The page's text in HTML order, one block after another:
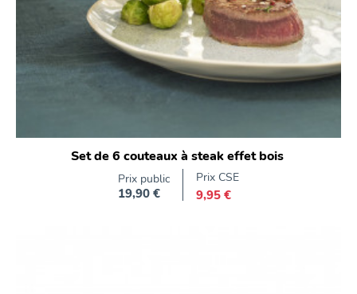
Set de 6 couteaux à steak effet bois
Prix public
Prix
19,90 €
Prix CSE
9,95 €